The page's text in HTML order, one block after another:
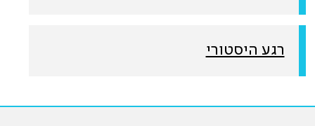
רגע היסטורי